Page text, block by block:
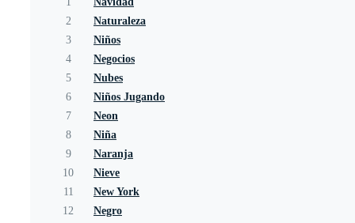
2
Naturaleza
3
Niños
4
Negocios
5
Nubes
6
Niños Jugando
7
Neon
8
Niña
9
Naranja
10
Nieve
11
New York
12
Negro